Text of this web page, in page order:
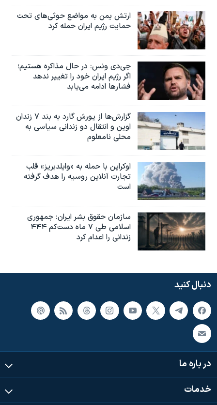
ارتش یمن به مواضع حوثی‌های تحت
حمایت رژیم ایران حمله کرد
جی‌دی ونس: در حال مذاکره هستیم؛
اگر رژیم ایران خود را تغییر ندهد
فشارها ادامه می‌یابد
گزارش‌ها از یورش گارد به بند ۷ زندان
اوین و انتقال دو زندانی سیاسی به
محلی نامعلوم
اوکراین با حمله به «وایلدبریز» قلب
تجارت آنلاین روسیه را هدف گرفته
است
سازمان حقوق بشر ایران: جمهوری
اسلامی طی ۷ ماه دست‌کم ۴۴۴
زندانی را اعدام کرد
دنبال کنید
در باره ما
خدمات